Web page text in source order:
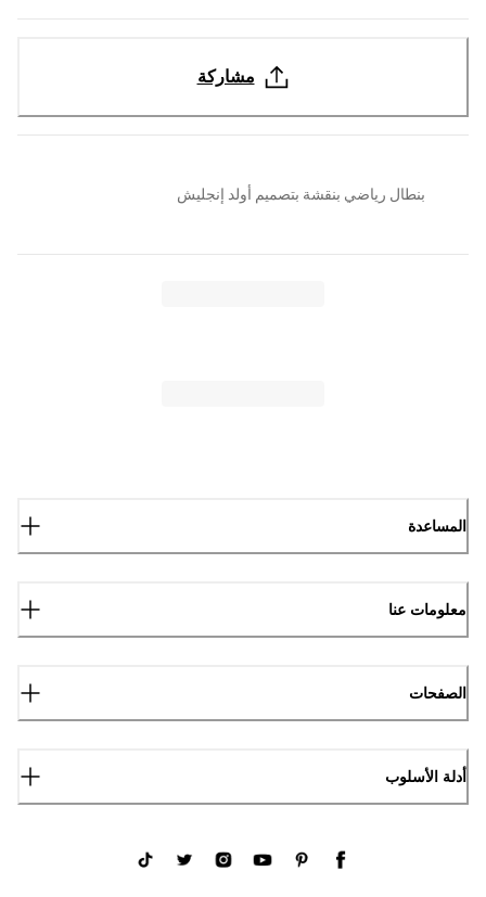
مشاركة
بنطال رياضي بنقشة بتصميم أولد إنجليش
المساعدة
معلومات عنا
الصفحات
أدلة الأسلوب